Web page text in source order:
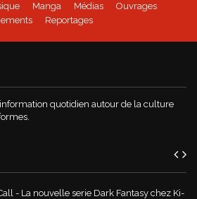
Manga Médias
Ouvrages
Reportages
quotidien autour de la culture
- La nouvelle serie Dark Fantasy chez Ki-